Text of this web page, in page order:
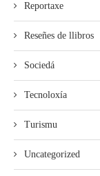
Reportaxe
Reseñes de llibros
Sociedá
Tecnoloxía
Turismu
Uncategorized